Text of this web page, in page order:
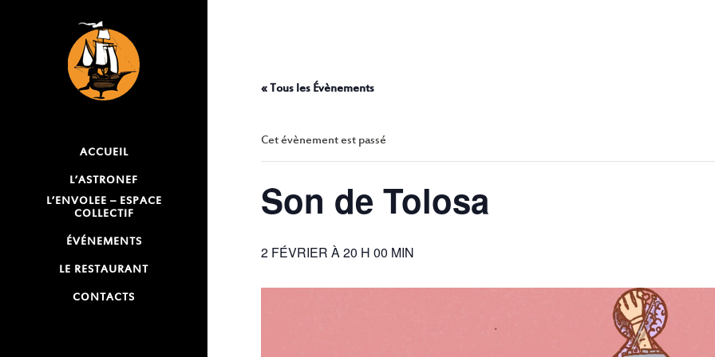
ACCUEIL
L’ASTRONEF
L’ENVOLEE – ESPACE
COLLECTIF
ÉVÉNEMENTS
LE RESTAURANT
CONTACTS
« Tous les Évènements
Cet évènement est passé
Son de Tolosa
2 FÉVRIER À 20 H 00 MIN